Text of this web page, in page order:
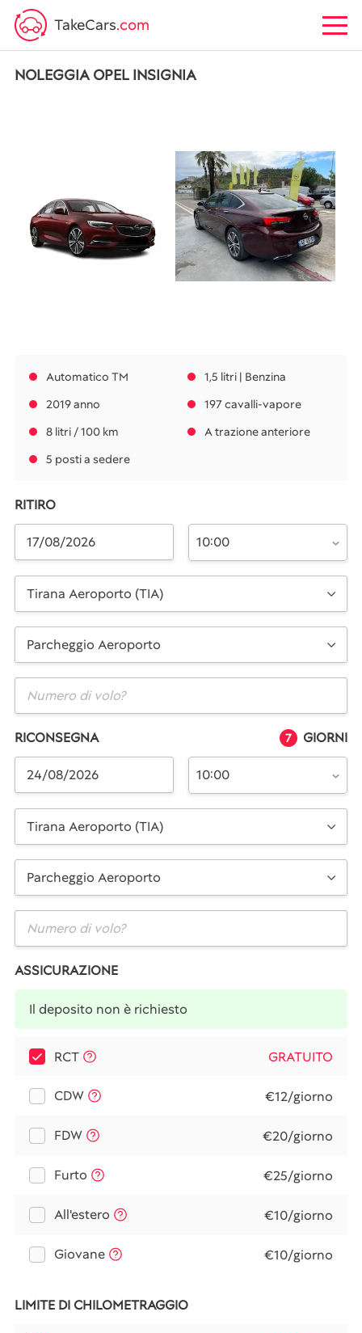
TakeCars.com
NOLEGGIA OPEL INSIGNIA
Automatico TM
1,5 litri | Benzina
2019 anno
197 cavalli-vapore
8 litri / 100 km
A trazione anteriore
5 posti a sedere
RITIRO
10:00
Tirana Aeroporto (TIA)
Parcheggio Aeroporto
RICONSEGNA 7 GIORNI
10:00
Tirana Aeroporto (TIA)
Parcheggio Aeroporto
ASSICURAZIONE
Il deposito non è richiesto
RCT GRATUITO
CDW €12/giorno
FDW €20/giorno
Furto €25/giorno
All'estero €10/giorno
Giovane €10/giorno
LIMITE DI CHILOMETRAGGIO